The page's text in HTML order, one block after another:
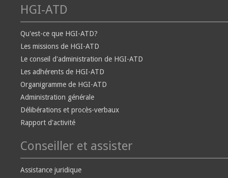
HGI-ATD
Qu'est-ce que HGI-ATD?
Les missions de HGI-ATD
Le conseil d'administration de HGI-ATD
Les adhérents de HGI-ATD
Organigramme de HGI-ATD
Administration générale
Délibérations et procès-verbaux
Rapport d'activité
Conseiller et assister
Assistance juridique